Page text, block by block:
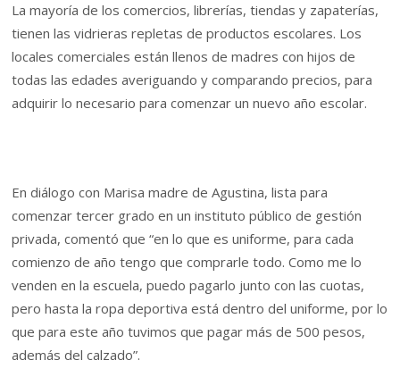
La mayoría de los comercios, librerías, tiendas y zapaterías,
tienen las vidrieras repletas de productos escolares. Los
locales comerciales están llenos de madres con hijos de
todas las edades averiguando y comparando precios, para
adquirir lo necesario para comenzar un nuevo año escolar.
En diálogo con Marisa madre de Agustina, lista para
comenzar tercer grado en un instituto público de gestión
privada, comentó que “en lo que es uniforme, para cada
comienzo de año tengo que comprarle todo. Como me lo
venden en la escuela, puedo pagarlo junto con las cuotas,
pero hasta la ropa deportiva está dentro del uniforme, por lo
que para este año tuvimos que pagar más de 500 pesos,
además del calzado”.